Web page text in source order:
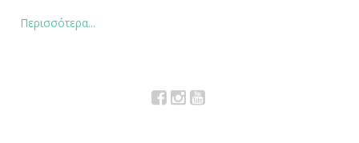
Περισσότερα...
FacebookInstagram